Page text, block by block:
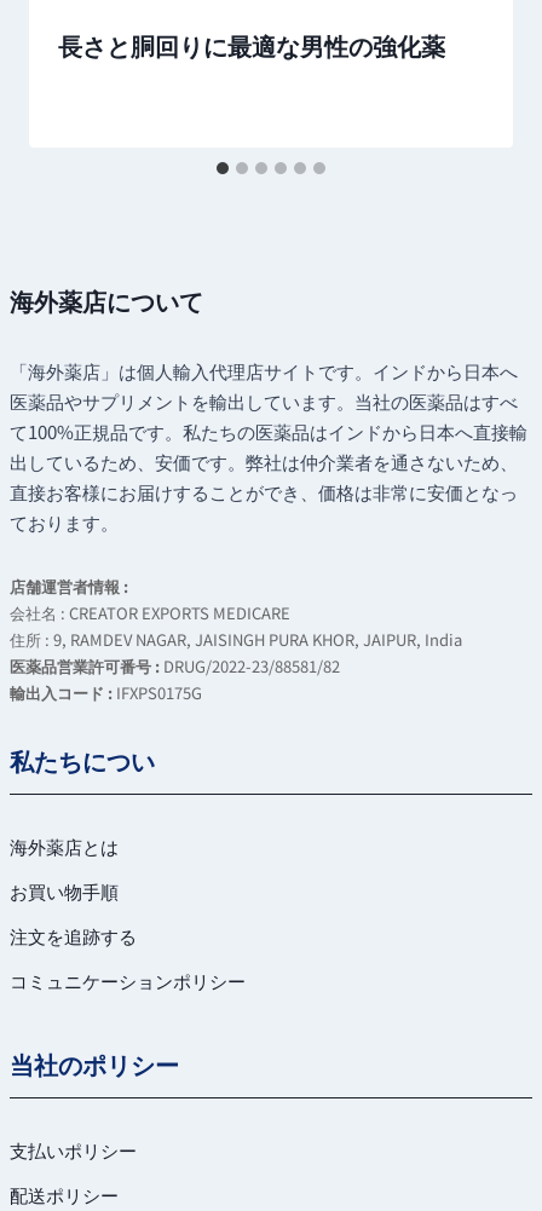
長さと胴回りに最適な男性の強化薬
海外薬店について
「海外薬店」は個人輸入代理店サイトです。インドから日本へ
医薬品やサプリメントを輸出しています。当社の医薬品はすべ
て100%正規品です。私たちの医薬品はインドから日本へ直接輸
出しているため、安価です。弊社は仲介業者を通さないため、
直接お客様にお届けすることができ、価格は非常に安価となっ
ております。
店舗運営者情報 :
会社名 : CREATOR EXPORTS MEDICARE
住所 : 9, RAMDEV NAGAR, JAISINGH PURA KHOR, JAIPUR, India
医薬品営業許可番号 : DRUG/2022-23/88581/82
輸出入コード : IFXPS0175G
私たちについ
海外薬店とは
お買い物手順
注文を追跡する
コミュニケーションポリシー
当社のポリシー
支払いポリシー
配送ポリシー